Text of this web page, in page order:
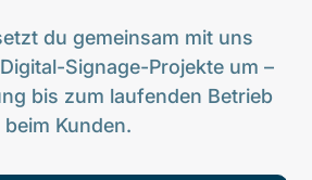
du gemeinsam mit uns
Signage-Projekte um –
bis zum laufenden Betrieb
beim Kunden.